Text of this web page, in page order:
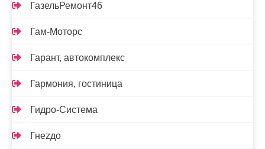
ГазельРемонт46
Гам-Моторс
Гарант, автокомплекс
Гармония, гостиница
Гидро-Система
Гнеzдо